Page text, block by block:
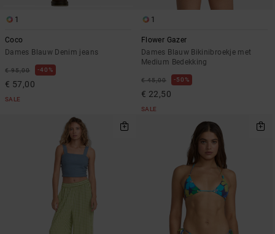
1
Coco
Dames Blauw Denim jeans
€ 95,00 40%
€ 57,00
SALE
1
Flower Gazer
Dames Blauw Bikinibroekje met
Medium Bedekking
€ 45,00 50%
€ 22,50
SALE